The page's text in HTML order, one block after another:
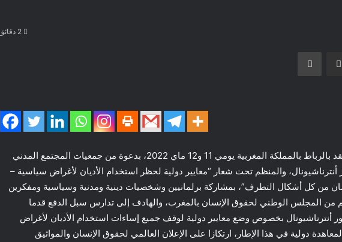
مشاركة عبر البريد طباعة
نحن المشاركون في المؤتمر المنعقد بالرباط بالمملكة المغربية يومي 11 و12 ماي 2022، بدعوة من جمعيات المجتمع المدني
والمنظم تحت شعار “معايير دولية لحظر استخدام الأديان لأغراض سياسية –
من كل أشكال التطرف”، بمشاركة برلمانيين وشخصيات دينية ومدنية وسياسية ومفكرين
من المجلس الوطني لحقوق الإنسان بالمغرب، والهادف إلى تدارس سبل الدفع قدما
أنترناشيونال بخصوص وضع معايير دولية لوقف جميع إساءات استخدام الأديان لأغراض
دولية في هذا الإطار، ارتكازا على الإعلان العالمي لحقوق الإنسان والمواثيق